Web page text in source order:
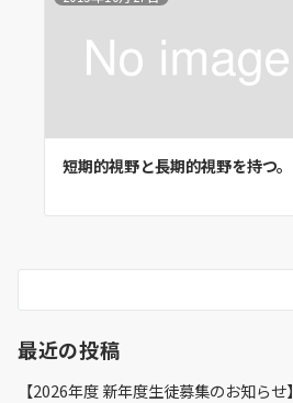
短期的視野と長期的視野を持つ。
最近の投稿
【2026年度 新年度生徒募集のお知らせ】